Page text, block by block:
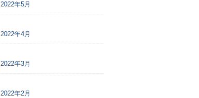
2022年5月
2022年4月
2022年3月
2022年2月